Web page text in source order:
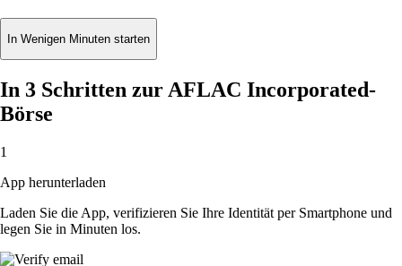
In Wenigen Minuten starten
In 3 Schritten zur AFLAC Incorporated-
Börse
1
App herunterladen
Laden Sie die App, verifizieren Sie Ihre Identität per Smartphone und
legen Sie in Minuten los.